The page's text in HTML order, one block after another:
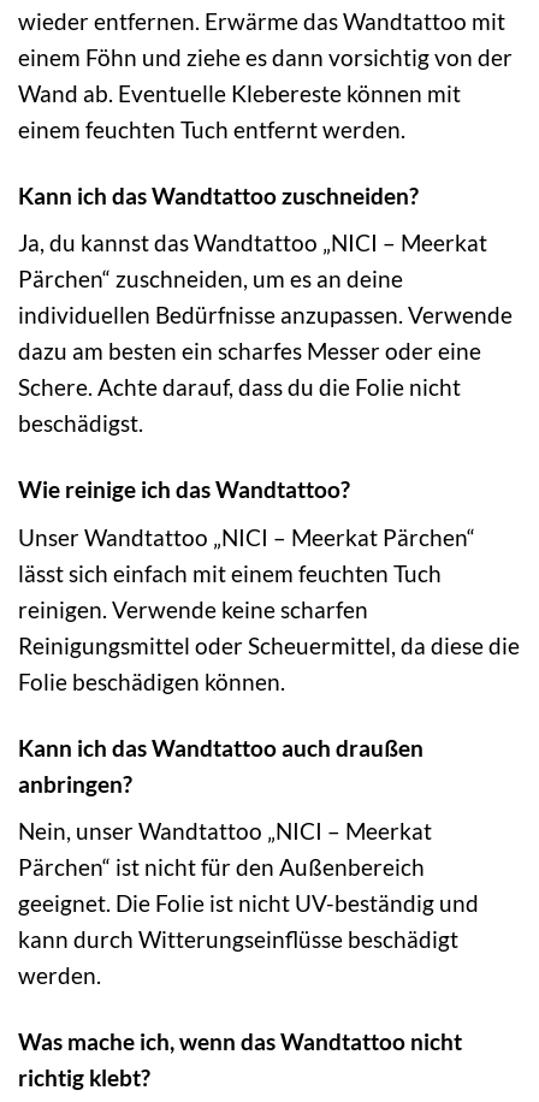
wieder entfernen. Erwärme das Wandtattoo mit
einem Föhn und ziehe es dann vorsichtig von der
Wand ab. Eventuelle Klebereste können mit
einem feuchten Tuch entfernt werden.
Kann ich das Wandtattoo zuschneiden?
Ja, du kannst das Wandtattoo „NICI – Meerkat
Pärchen“ zuschneiden, um es an deine
individuellen Bedürfnisse anzupassen. Verwende
dazu am besten ein scharfes Messer oder eine
Schere. Achte darauf, dass du die Folie nicht
beschädigst.
Wie reinige ich das Wandtattoo?
Unser Wandtattoo „NICI – Meerkat Pärchen“
lässt sich einfach mit einem feuchten Tuch
reinigen. Verwende keine scharfen
Reinigungsmittel oder Scheuermittel, da diese die
Folie beschädigen können.
Kann ich das Wandtattoo auch draußen
anbringen?
Nein, unser Wandtattoo „NICI – Meerkat
Pärchen“ ist nicht für den Außenbereich
geeignet. Die Folie ist nicht UV-beständig und
kann durch Witterungseinflüsse beschädigt
werden.
Was mache ich, wenn das Wandtattoo nicht
richtig klebt?